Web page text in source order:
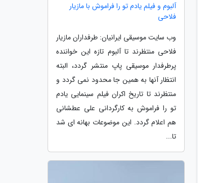
آلبوم و فیلم یادم تو را فراموش با مازیار
فلاحی
وب سایت موسیقی ایرانیان: طرفداران مازیار
فلاحی منتظرند تا آلبوم تازه این خواننده
پرطرفدار موسیقی پاپ منتشر گردد، البته
انتظار آنها به همین جا محدود نمی گردد و
منتظرند تا تاریخ اکران فیلم سینمایی یادم
تو را فراموش به کارگردانی علی عطشانی
هم اعلام گردد. این موضوعات بهانه ای شد
تا...